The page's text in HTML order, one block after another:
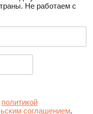
Не работаем с
политикой
соглашением.